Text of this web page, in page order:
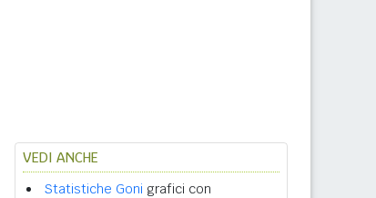
VEDI ANCHE
Statistiche Goni grafici con